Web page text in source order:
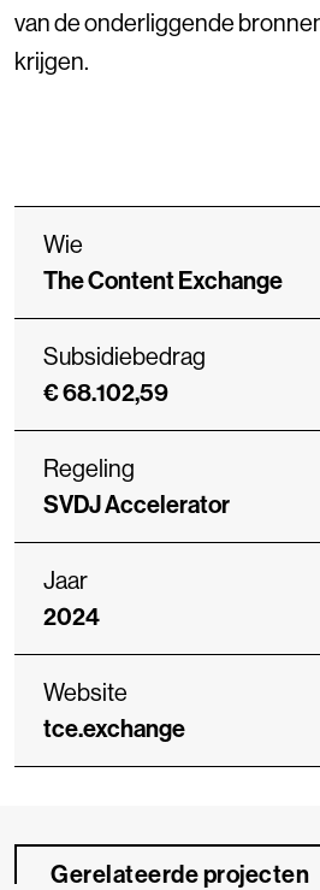
van de onderliggende
krijgen.
Wie
The Content Exchange
Subsidiebedrag
€ 68.102,59
Regeling
SVDJ Accelerator
Jaar
2024
Website
tce.exchange
Gerelateerde projecten